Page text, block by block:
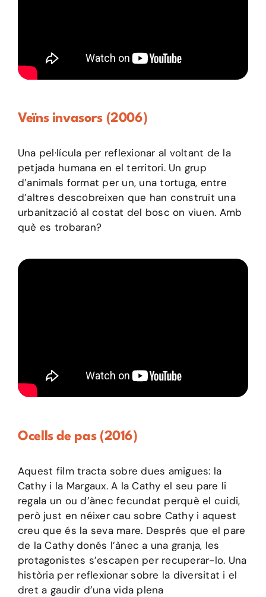
Veïns invasors (2006)
Una pel·lícula per reflexionar al voltant de la
petjada humana en el territori. Un grup
d’animals format per un, una tortuga, entre
d’altres descobreixen que han construït una
urbanització al costat del bosc on viuen. Amb
què es trobaran?
Ocells de pas (2016)
Aquest film tracta sobre dues amigues: la
Cathy i la Margaux. A la Cathy el seu pare li
regala un ou d’ànec fecundat perquè el cuidi,
però just en néixer cau sobre Cathy i aquest
creu que és la seva mare. Després que el pare
de la Cathy donés l’ànec a una granja, les
protagonistes s’escapen per recuperar-lo. Una
història per reflexionar sobre la diversitat i el
dret a gaudir d’una vida plena